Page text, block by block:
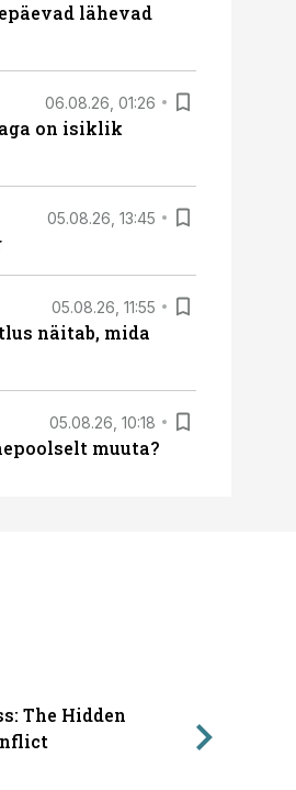
lähevad
06.08.26, 01:26
on isiklik
05.08.26, 13:45
05.08.26, 11:55
näitab, mida
05.08.26, 10:18
muuta?
The Hidden